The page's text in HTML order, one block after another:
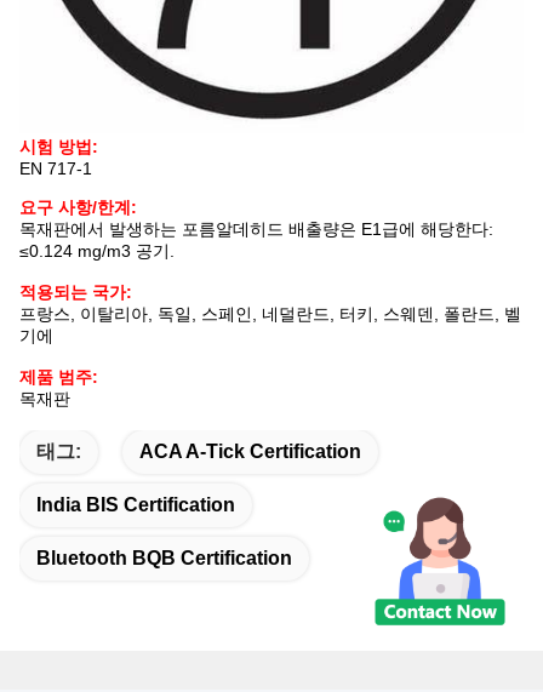
시험 방법:
EN 717-1
요구 사항/한계:
목재판에서 발생하는 포름알데히드 배출량은 E1급에 해당한다:
≤0.124 mg/m3 공기.
적용되는 국가:
프랑스, 이탈리아, 독일, 스페인, 네덜란드, 터키, 스웨덴, 폴란드, 벨
기에
제품 범주:
목재판
태그: ACA A-Tick Certification
India BIS Certification
Bluetooth BQB Certification